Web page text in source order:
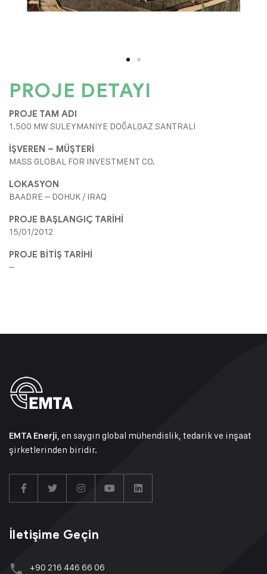
PROJE DETAYI
PROJE TAM ADI
1.500 MW SULEYMANİYE DOĞALGAZ SANTRALİ
İŞVEREN – MÜŞTERİ
MASS GLOBAL FOR INVESTMENT CO.
LOKASYON
BAADRE – DOHUK / IRAQ
PROJE BAŞLANGIÇ TARİHİ
15/01/2012
PROJE BİTİŞ TARİHİ
–
EMTA Enerji, en saygın global mühendislik, tedarik ve inşaat
şirketlerinden biridir.
İletişime Geçin
+90 216 446 66 06